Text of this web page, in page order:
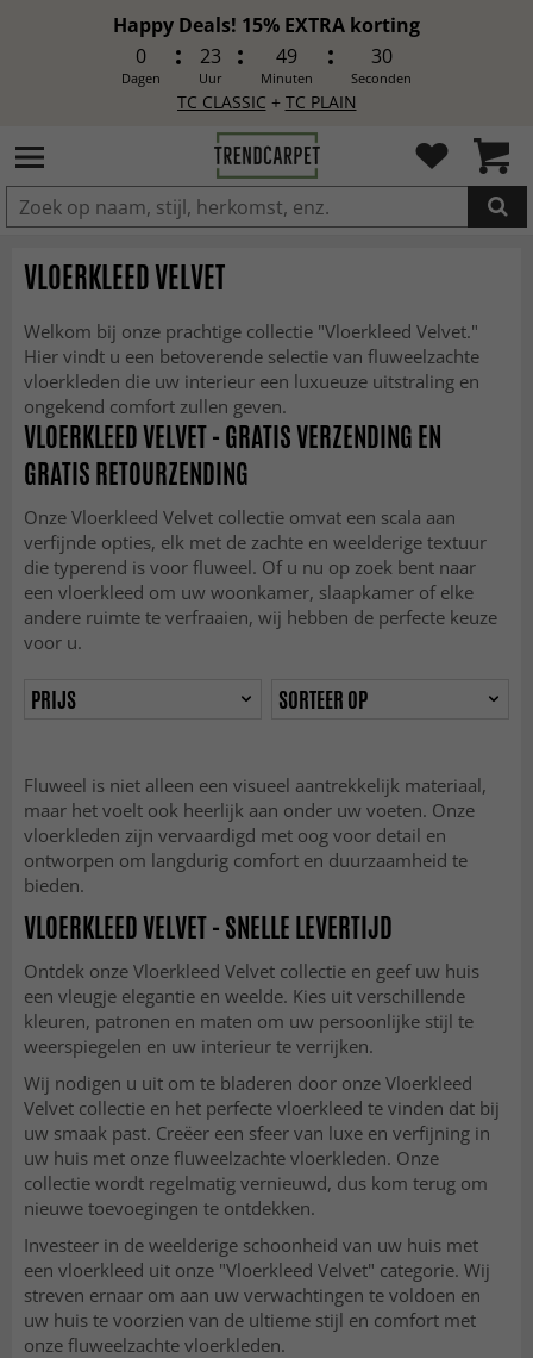
Happy Deals! 15% EXTRA korting
0
Dagen
23
Uur
49
Minuten
30
Seconden
TC CLASSIC + TC PLAIN
IN DE WINKELWAGEN GELEGD
VLOERKLEED VELVET
Welkom bij onze prachtige collectie "Vloerkleed Velvet."
Hier vindt u een betoverende selectie van fluweelzachte
vloerkleden die uw interieur een luxueuze uitstraling en
ongekend comfort zullen geven.
VLOERKLEED VELVET - GRATIS VERZENDING EN
GRATIS RETOURZENDING
Onze Vloerkleed Velvet collectie omvat een scala aan
verfijnde opties, elk met de zachte en weelderige textuur
die typerend is voor fluweel. Of u nu op zoek bent naar
een vloerkleed om uw woonkamer, slaapkamer of elke
andere ruimte te verfraaien, wij hebben de perfecte keuze
voor u.
PRIJS SORTEER OP
Fluweel is niet alleen een visueel aantrekkelijk materiaal,
maar het voelt ook heerlijk aan onder uw voeten. Onze
vloerkleden zijn vervaardigd met oog voor detail en
ontworpen om langdurig comfort en duurzaamheid te
bieden.
VLOERKLEED VELVET - SNELLE LEVERTIJD
Ontdek onze Vloerkleed Velvet collectie en geef uw huis
een vleugje elegantie en weelde. Kies uit verschillende
kleuren, patronen en maten om uw persoonlijke stijl te
weerspiegelen en uw interieur te verrijken.
Wij nodigen u uit om te bladeren door onze Vloerkleed
Velvet collectie en het perfecte vloerkleed te vinden dat bij
uw smaak past. Creëer een sfeer van luxe en verfijning in
uw huis met onze fluweelzachte vloerkleden. Onze
collectie wordt regelmatig vernieuwd, dus kom terug om
nieuwe toevoegingen te ontdekken.
Investeer in de weelderige schoonheid van uw huis met
een vloerkleed uit onze "Vloerkleed Velvet" categorie. Wij
streven ernaar om aan uw verwachtingen te voldoen en
uw huis te voorzien van de ultieme stijl en comfort met
onze fluweelzachte vloerkleden.